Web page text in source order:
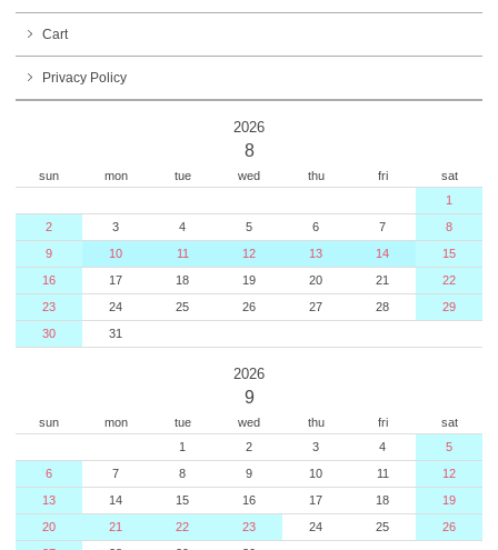
Cart
Privacy Policy
2026
8
sun mon tue wed thu fri
sat
1
2
3 4 5 6 7
8
9
10 11 12 13 14
15
16
17 18 19 20 21
22
23
24 25 26 27 28
29
30
31
2026
9
sun mon tue wed thu fri
sat
1
2 3 4
5
6
7 8 9 10 11
12
13
14 15 16 17 18
19
20
21 22 23 24 25
26